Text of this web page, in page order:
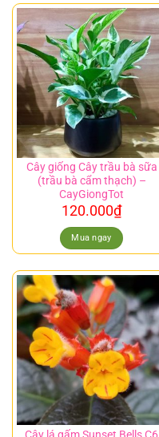
Cây giống Cây trầu bà sữa
(trầu bà cẩm thạch) –
CayGiongTot
120.000₫
Mua ngay
Cây lá gấm Sunset Bells C6